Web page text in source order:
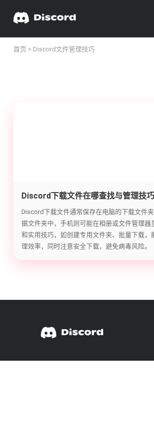
首页 > Discord文件管理技巧
Discord下载文件在哪查找与管理技巧
Discord下载文件通常保存在电脑的下载文件
据文件夹中，手机则可能在相册或文件管理器
和实用技巧，如创建专用文件夹、批量下载，
理效率，同时注意安全下载，避免病毒风险。